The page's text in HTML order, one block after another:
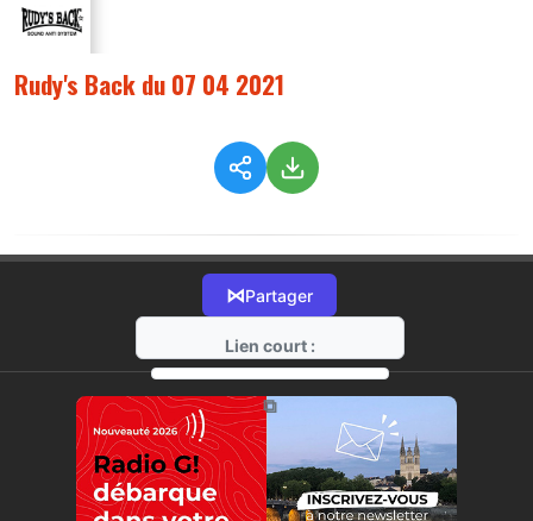
Rudy's Back du 07 04 2021
⋈Partager
Lien court :
https://radio-g.fr?4378
⧉